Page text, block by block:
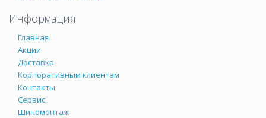
Информация
Главная
Акции
Доставка
Корпоративным клиентам
Контакты
Сервис
Шиномонтаж